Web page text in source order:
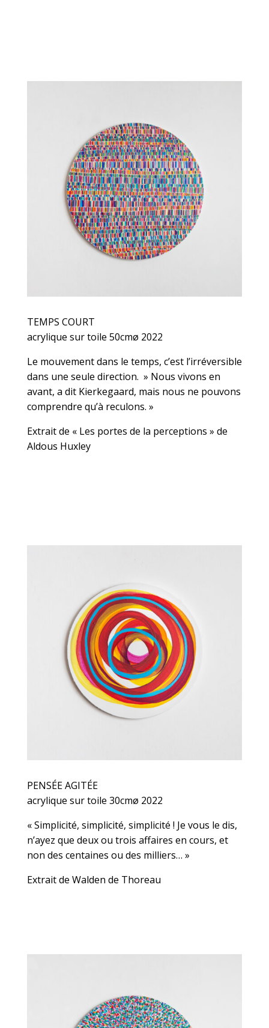
TEMPS COURT
acrylique sur toile 50cmø 2022
Le mouvement dans le temps, c’est l’irréversible
dans une seule direction. » Nous vivons en
avant, a dit Kierkegaard, mais nous ne pouvons
comprendre qu’à reculons. »
Extrait de « Les portes de la perceptions » de
Aldous Huxley
PENSÉE AGITÉE
acrylique sur toile 30cmø 2022
« Simplicité, simplicité, simplicité ! Je vous le dis,
n’ayez que deux ou trois affaires en cours, et
non des centaines ou des milliers… »
Extrait de Walden de Thoreau